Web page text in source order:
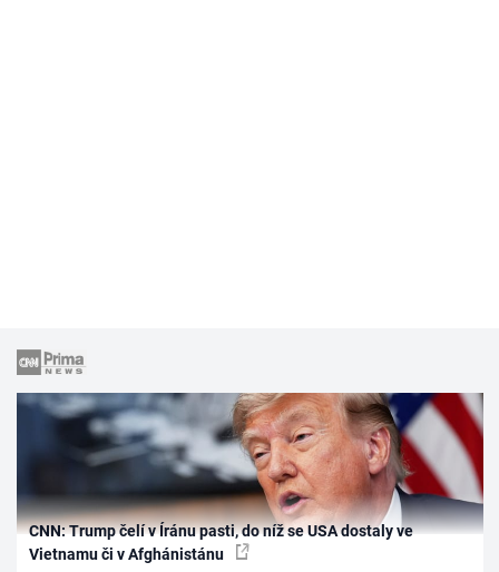
CNN: Trump čelí v Íránu pasti, do níž se USA dostaly ve
Vietnamu či v Afghánistánu